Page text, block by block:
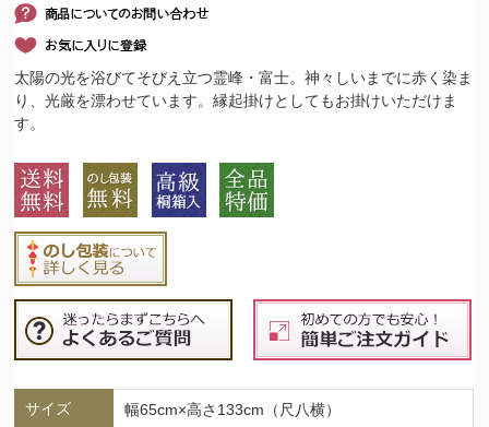
太陽の光を浴びてそびえ立つ霊峰・富士。神々しいまでに赤く染ま
り、光厳を漂わせています。縁起掛けとしてもお掛けいただけま
す。
サイズ 幅65cm×高さ133cm（尺八横）